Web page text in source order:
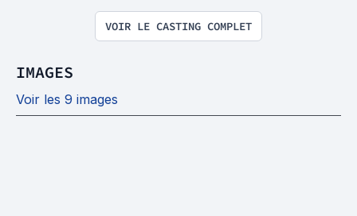
VOIR LE CASTING COMPLET
IMAGES
Voir les 9 images